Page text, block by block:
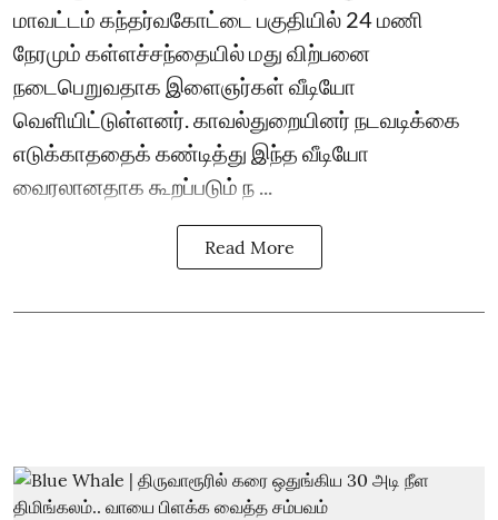
மாவட்டம் கந்தர்வகோட்டை பகுதியில் 24 மணி
நேரமும் கள்ளச்சந்தையில் மது விற்பனை
நடைபெறுவதாக இளைஞர்கள் வீடியோ
வெளியிட்டுள்ளனர். காவல்துறையினர் நடவடிக்கை
எடுக்காததைக் கண்டித்து இந்த வீடியோ
வைரலானதாக கூறப்படும் ந ...
Read More